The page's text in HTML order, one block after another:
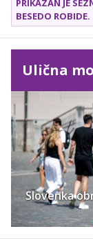
PRIKAZAN JE
BESEDO ROBIDE.
Ulična
Slovenka